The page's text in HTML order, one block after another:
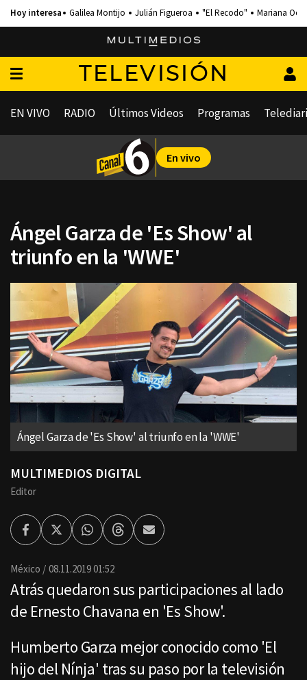
Galilea Montijo Julián Figueroa "El Recodo" Mariana
TELEVISIÓN
EN VIVO RADIO Últimos Videos Programas
En vivo
Ángel Garza de 'Es Show' al
triunfo en la 'WWE'
Ángel Garza de 'Es Show' al triunfo en la 'WWE'
MULTIMEDIOS DIGITAL
Editor
FacebookTwitterWhatsappThreadsEnviar
por
México 08.11.2019 01:52
Atrás quedaron sus participaciones al lado
de Ernesto Chavana en 'Es Show'.
Humberto Garza mejor conocido como 'El
hijo del Nínja' tras su paso por la televisión